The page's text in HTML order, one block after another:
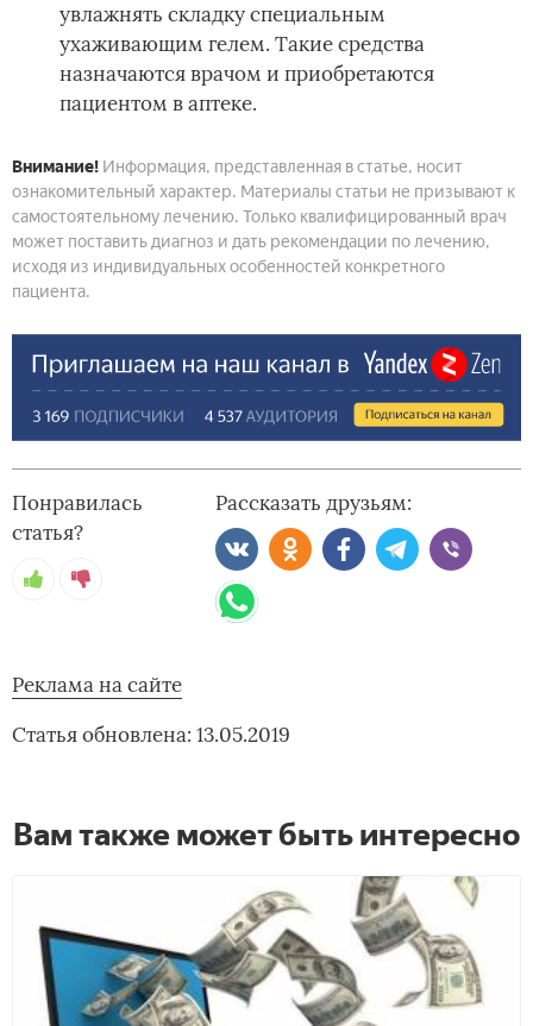
увлажнять складку специальным
ухаживающим гелем. Такие средства
назначаются врачом и приобретаются
пациентом в аптеке.
Внимание! Информация, представленная в статье, носит
ознакомительный характер. Материалы статьи не призывают к
самостоятельному лечению. Только квалифицированный врач
может поставить диагноз и дать рекомендации по лечению,
исходя из индивидуальных особенностей конкретного
пациента.
Понравилась
статья?
Рассказать друзьям:
Реклама на сайте
Статья обновлена: 13.05.2019
Вам также может быть интересно